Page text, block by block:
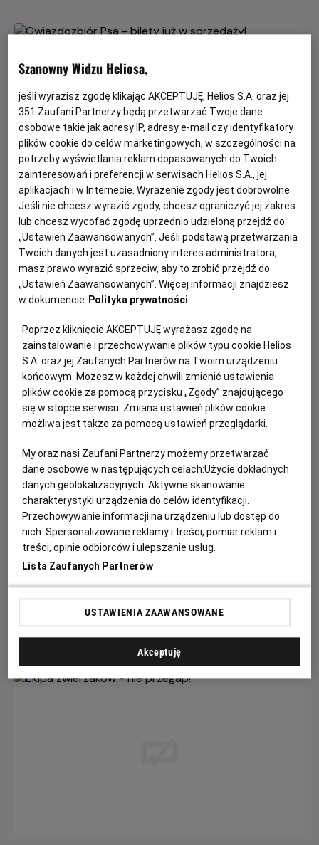
Gwiazdozbiór Psa - bilety już w
sprzedaży!
Przeżyj emocjonującą historię o odwadze, przetrwaniu i
poszukiwaniu nadziei w postapokaliptycznym świecie.
Wielka wyprzedaż filmowych gadżetów w
kinach Helios!
W kinach Helios trwa wyprzedaż merchu kinowego, a
rabaty sięgają nawet 60%!
Czytaj więcej
Szanowny Widzu Heliosa,
jeśli wyrazisz zgodę klikając AKCEPTUJĘ, Helios S.A. oraz jej
351 Zaufani Partnerzy będą przetwarzać Twoje dane
osobowe takie jak adresy IP, adresy e-mail czy identyfikatory
plików cookie do celów marketingowych, w szczególności na
potrzeby wyświetlania reklam dopasowanych do Twoich
zainteresowań i preferencji w serwisach Helios S.A., jej
aplikacjach i w Internecie. Wyrażenie zgody jest dobrowolne.
Jeśli nie chcesz wyrazić zgody, chcesz ograniczyć jej zakres
lub chcesz wycofać zgodę uprzednio udzieloną przejdź do
„Ustawień Zaawansowanych”. Jeśli podstawą przetwarzania
Twoich danych jest uzasadniony interes administratora,
masz prawo wyrazić sprzeciw, aby to zrobić przejdź do
„Ustawień Zaawansowanych”. Więcej informacji znajdziesz
w dokumencie Polityka prywatności
Poprzez kliknięcie AKCEPTUJĘ wyrażasz zgodę na
zainstalowanie i przechowywanie plików typu cookie Helios
S.A. oraz jej Zaufanych Partnerów na Twoim urządzeniu
końcowym. Możesz w każdej chwili zmienić ustawienia
plików cookie za pomocą przycisku „Zgody” znajdującego
się w stopce serwisu. Zmiana ustawień plików cookie
możliwa jest także za pomocą ustawień przeglądarki.
My oraz nasi Zaufani Partnerzy możemy przetwarzać
dane osobowe w następujących celach:Użycie dokładnych
danych geolokalizacyjnych. Aktywne skanowanie
charakterystyki urządzenia do celów identyfikacji.
Przechowywanie informacji na urządzeniu lub dostęp do
nich. Spersonalizowane reklamy i treści, pomiar reklam i
treści, opinie odbiorców i ulepszanie usług.
Lista Zaufanych Partnerów
USTAWIENIA ZAAWANSOWANE
Akceptuję